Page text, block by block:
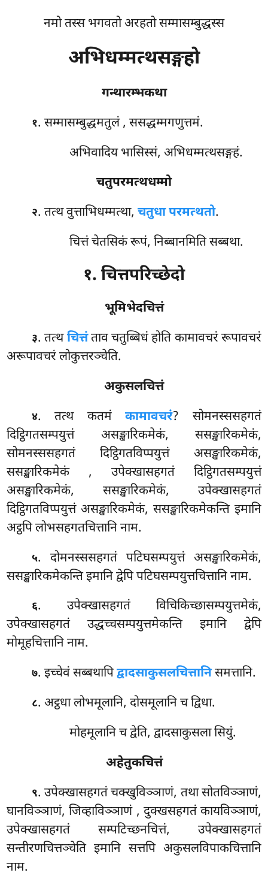
नमो तस्स भगवतो अरहतो सम्मासम्बुद्धस्स
अभिधम्मत्थसङ्गहो
गन्थारम्भकथा
१. सम्मासम्बुद्धमतुलं, ससद्धम्मगणुत्तमं.
अभिवादिय भासिस्सं, अभिधम्मत्थसङ्गहं.
चतुपरमत्थधम्मो
२. तत्थ वुत्ताभिधम्मत्था,चतुधा परमत्थतो.
चित्तं चेतसिकं रूपं, निब्बानमिति सब्बथा.
१. चित्तपरिच्छेदो
भूमिभेदचित्तं
३. तत्थचित्तंताव चतुब्बिधं होति कामावचरं रूपावचरं
अरूपावचरं लोकुत्तरञ्चेति.
अकुसलचित्तं
४. तत्थ कतमंकामावचरं? सोमनस्ससहगतं
दिट्ठिगतसम्पयुत्तं असङ्खारिकमेकं, ससङ्खारिकमेकं,
सोमनस्ससहगतं दिट्ठिगतविप्पयुत्तं असङ्खारिकमेकं,
ससङ्खारिकमेकं , उपेक्खासहगतं दिट्ठिगतसम्पयुत्तं
असङ्खारिकमेकं, ससङ्खारिकमेकं, उपेक्खासहगतं
दिट्ठिगतविप्पयुत्तं असङ्खारिकमेकं, ससङ्खारिकमेकन्ति इमानि
अट्ठपि लोभसहगतचित्तानि नाम.
५. दोमनस्ससहगतं पटिघसम्पयुत्तं असङ्खारिकमेकं,
ससङ्खारिकमेकन्ति इमानि द्वेपि पटिघसम्पयुत्तचित्तानि नाम.
६. उपेक्खासहगतं विचिकिच्छासम्पयुत्तमेकं,
उपेक्खासहगतं उद्धच्चसम्पयुत्तमेकन्ति इमानि द्वेपि
मोमूहचित्तानि नाम.
७. इच्चेवं सब्बथापिद्वादसाकुसलचित्तानिसमत्तानि.
८. अट्ठधा लोभमूलानि, दोसमूलानि च द्विधा.
मोहमूलानि च द्वेति, द्वादसाकुसला सियुं.
अहेतुकचित्तं
९. उपेक्खासहगतं चक्खुविञ्ञाणं, तथा सोतविञ्ञाणं,
घानविञ्ञाणं, जिव्हाविञ्ञाणं , दुक्खसहगतं कायविञ्ञाणं,
उपेक्खासहगतं सम्पटिच्छनचित्तं, उपेक्खासहगतं
सन्तीरणचित्तञ्चेति इमानि सत्तपि अकुसलविपाकचित्तानि
नाम.